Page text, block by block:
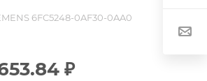
6FC5248-0AF30-0AA0
₽